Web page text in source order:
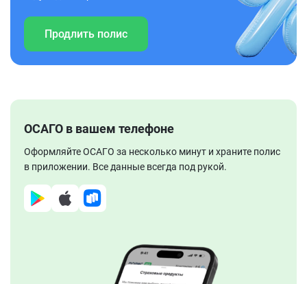
Продлить полис
ОСАГО в вашем телефоне
Оформляйте ОСАГО за несколько минут и храните полис
в приложении. Все данные всегда под рукой.